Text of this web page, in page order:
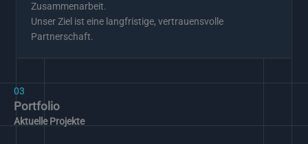
Zusammenarbeit.
Unser Ziel ist eine langfristige, vertrauensvolle
Partnerschaft.
03
Portfolio
Aktuelle Projekte